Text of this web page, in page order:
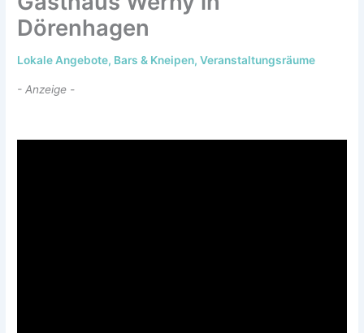
Dörenhagen
Lokale Angebote, Bars & Kneipen,Veranstaltungsräume
- Anzeige -